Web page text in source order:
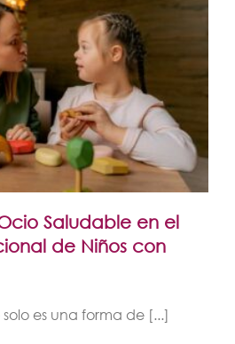
Saludable en el
de Niños con
es una forma de [...]